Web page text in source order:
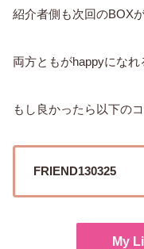
紹介者側も次回のBOX
両方ともがhappyになれ
もし良かったら以下の
FRIEND130325
My